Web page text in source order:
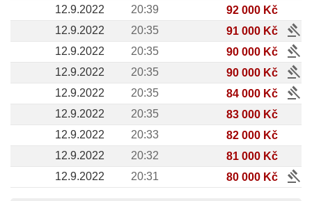
12.9.2022 20:39
92 000 Kč
12.9.2022
20:35 91 000 Kč gavel
12.9.2022 20:35 90 000 Kč gavel
12.9.2022 20:35 90 000 Kč gavel
12.9.2022 20:35 84 000 Kč gavel
12.9.2022 20:35
83 000 Kč
12.9.2022
20:33
82 000 Kč
12.9.2022
20:32
81 000 Kč
12.9.2022
20:31 80 000 Kč
gavel